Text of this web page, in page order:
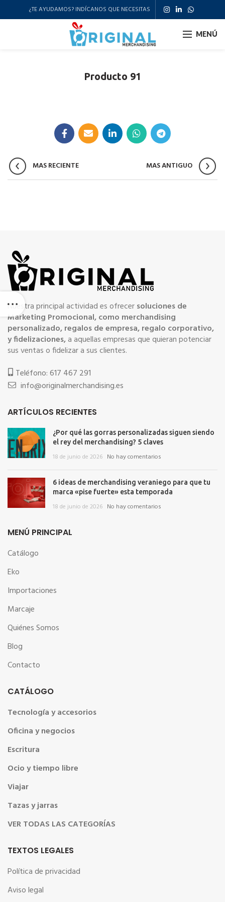
¿TE AYUDAMOS? INDÍCANOS QUE NECESITAS
MENÚ
Producto 91
MAS RECIENTE MAS ANTIGUO
Nuestra principal actividad es ofrecersoluciones de
Marketing Promocional, como merchandising
personalizado, regalos de empresa, regalo corporativo,
y fidelizaciones,a aquellas empresas que quieran potenciar
sus ventas o fidelizar a sus clientes.
Teléfono: 617 467 291
info@originalmerchandising.es
ARTÍCULOS RECIENTES
¿Por qué las gorras personalizadas siguen siendo
el rey del merchandising? 5 claves
18 de junio de 2026 No hay comentarios
6 ideas de merchandising veraniego para que tu
marca «pise fuerte» esta temporada
18 de junio de 2026 No hay comentarios
MENÚ PRINCIPAL
Catálogo
Eko
Importaciones
Marcaje
Quiénes Somos
Blog
Contacto
CATÁLOGO
Tecnología y accesorios
Oficina y negocios
Escritura
Ocio y tiempo libre
Viajar
Tazas y jarras
VER TODAS LAS CATEGORÍAS
TEXTOS LEGALES
Política de privacidad
Aviso legal